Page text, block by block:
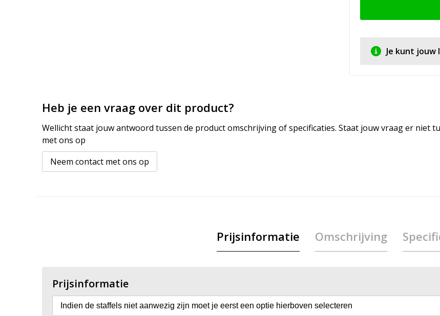
Je kunt
Heb je een vraag over dit product?
Wellicht staat jouw antwoord tussen de product omschrijving of specificaties. Staat jouw vraag er niet
met ons op
Neem contact met ons op
Prijsinformatie Omschrijving
Prijsinformatie
Indien de staffels niet aanwezig zijn moet je eerst een optie hierboven selecteren